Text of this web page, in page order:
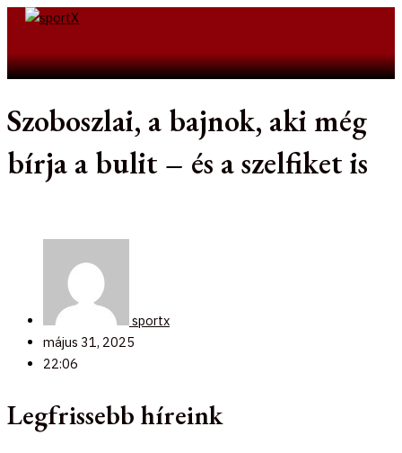
Skip
Szoboszlai, a bajnok, aki még
bírja a bulit – és a szelfiket is
sportx
május 31, 2025
22:06
Legfrissebb híreink